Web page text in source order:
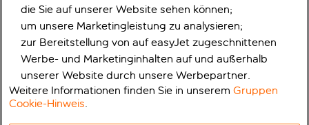
die Sie auf unserer Website sehen können;
um unsere Marketingleistung zu analysieren;
zur Bereitstellung von auf easyJet zugeschnittenen
Werbe- und Marketinginhalten auf und außerhalb
unserer Website durch unsere Werbepartner.
Weitere Informationen finden Sie in unseremGruppen
Cookie-Hinweis.